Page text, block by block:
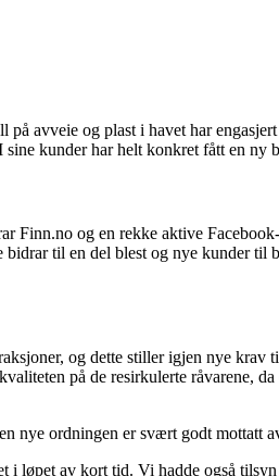
avveie og plast i havet har
kunder har helt konkret fått en ny
Finn.no og en rekke aktive
til en del blest og nye kunder
og dette stiller igjen nye krav
på de resirkulerte råvarene,
nye ordningen er svært godt mottatt
løpet av kort tid. Vi hadde også